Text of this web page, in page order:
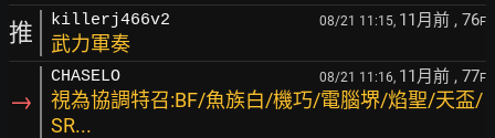
推 killerj466v2 08/21 11:15, 11月前 , 76F
武力軍奏
→
CHASELO 08/21 11:16, 11月前 , 77F
視為協調特召:BF/魚族白/機巧/電腦堺/焰聖/天盃/
SR...